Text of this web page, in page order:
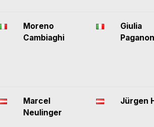
Moreno
Cambiaghi
Giulia
Marcel
Neulinger
Jürgen